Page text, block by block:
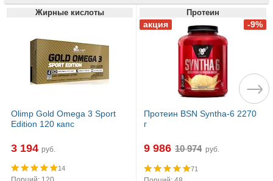
Жирные кислоты
Olimp Gold Omega 3 Sport
Edition 120 капс
3 194 руб.
14
Протеин
Протеин BSN Syntha-6 2270
г
9 986 руб.
71